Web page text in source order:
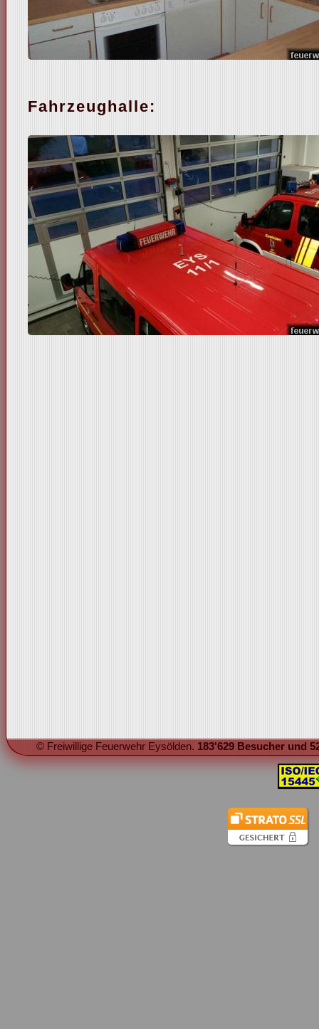
Fahrzeughalle:
© Freiwillige Feuerwehr Eysölden. 183'629 Besucher und